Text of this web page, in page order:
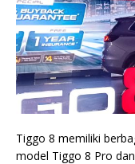
Tiggo 8 memiliki
model Tiggo 8 Pro